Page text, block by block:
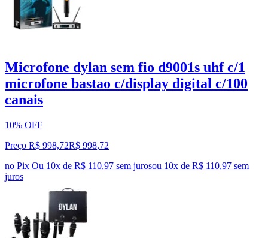
Microfone dylan sem fio d9001s uhf c/1
microfone bastao c/display digital c/100
canais
10% OFF
Preço R$ 998,72R$ 998,72
no Pix Ou 10x de R$ 110,97 sem jurosou 10x de R$ 110,97 sem
juros